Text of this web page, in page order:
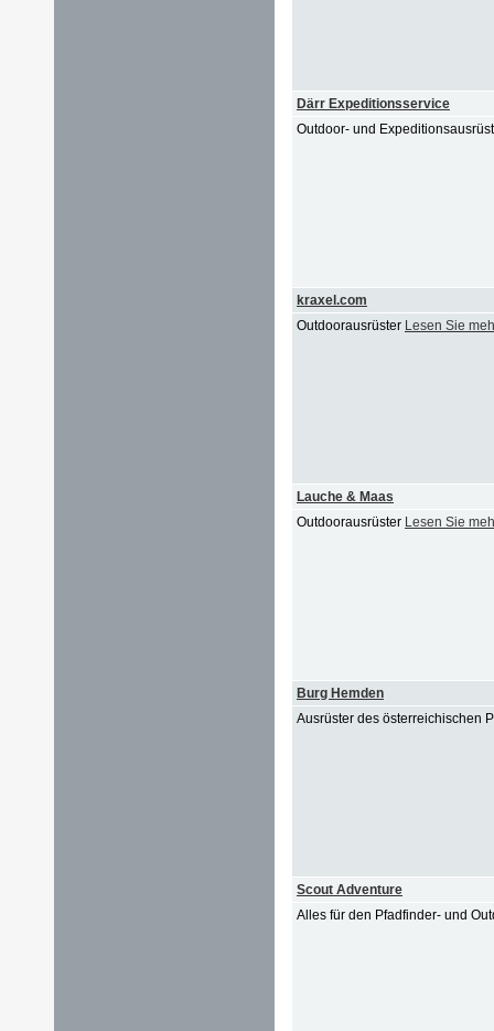
Därr Expeditionsservice
Outdoor- und
kraxel.com
Outdoorausrüster Lesen Sie
Lauche & Maas
Outdoorausrüster Lesen Sie
Burg Hemden
Ausrüster des österreichischen
Scout Adventure
Alles für den Pfadfinder- und